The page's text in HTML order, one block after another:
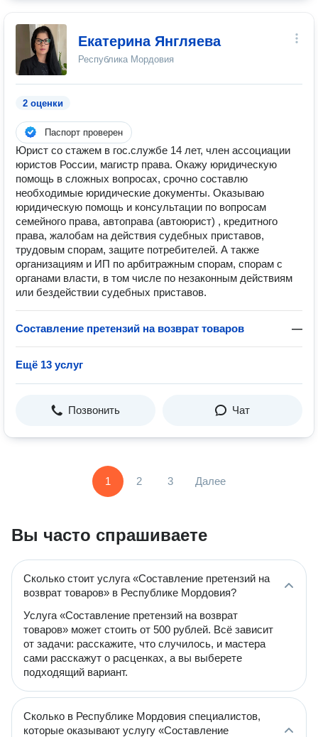
Екатерина Янгляева
Республика Мордовия
2 оценки
Паспорт проверен
Юрист со стажем в гос.службе 14 лет, член ассоциации
юристов России, магистр права. Окажу юридическую
помощь в сложных вопросах, срочно составлю
необходимые юридические документы. Оказываю
юридическую помощь и консультации по вопросам
семейного права, автоправа (автоюрист) , кредитного
права, жалобам на действия судебных приставов,
трудовым спорам, защите потребителей. А также
организациям и ИП по арбитражным спорам, спорам с
органами власти, в том числе по незаконным действиям
или бездействии судебных приставов.
Составление претензий на возврат товаров —
Ещё 13 услуг
Позвонить Чат
1 2 3 Далее
Вы часто спрашиваете
Сколько стоит услуга «Составление претензий на
возврат товаров» в Республике Мордовия?
Услуга «Составление претензий на возврат
товаров» может стоить от 500 рублей. Всё зависит
от задачи: расскажите, что случилось, и мастера
сами расскажут о расценках, а вы выберете
подходящий вариант.
Сколько в Республике Мордовия специалистов,
которые оказывают услугу «Составление